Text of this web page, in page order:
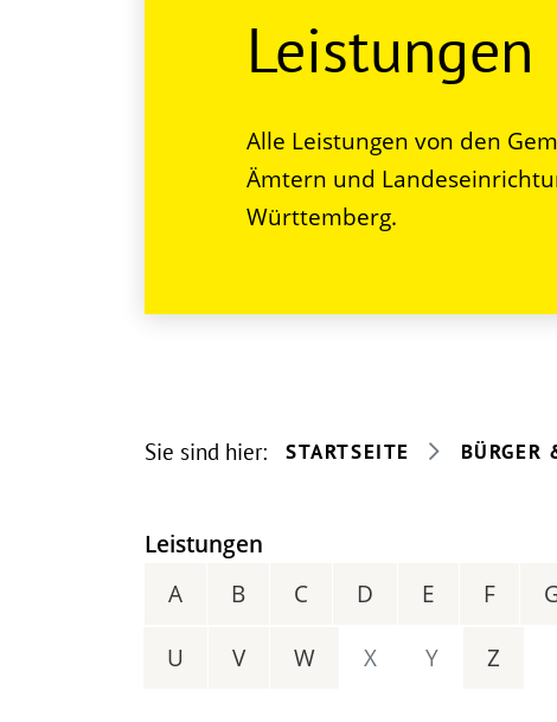
Leistungen
Alle Leistungen von den
Ämtern und
Württemberg.
Sie sind hier: STARTSEITE BÜRGER
Leistungen
A
B C D E F
U V W X Y Z